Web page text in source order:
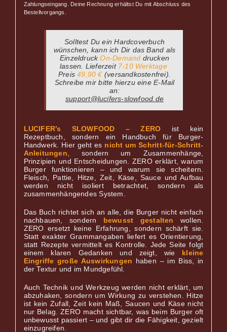
Zahlungseingang. Deine Rechnung erhältst Du mit Abschluss des
Bestellvorgangs.
Solltest Du ein Hardcoverbuch
wünschen, kann ich Dir das Band als
EinzeldruckOn-Demand drucken
lassen. Lieferzeit 7-10 Werktage,
Preis49,90 € (versandkostenfrei).
Schreibe mir bitte hierzu eine E-Mail
an:
support@lucifers-slowfood.de
LUCIFER’s SLOWFOOD – ZERO ist kein
Rezeptbuch, sondern ein Handbuch für Burger-
Handwerk. Hier geht es nicht um Schritt-für-Schritt-
Anleitungen , sondern um Zusammenhänge,
Prinzipien und Entscheidungen. ZERO erklärt, warum
Burger funktionieren – und warum sie scheitern.
Fleisch, Pattie, Hitze, Zeit, Käse, Sauce und Aufbau
werden nicht isoliert betrachtet, sondern als
zusammenhängendes System.
Das Buch richtet sich an alle, die Burger nicht einfach
nachbauen, sondern bewusst gestalten
wollen.
ZERO ersetzt keine Erfahrung, sondern schärft sie.
Statt exakter Grammangaben liefert es Orientierung,
statt Rezepte vermittelt es Kontrolle. Jede Seite folgt
einem klaren Gedanken und zeigt, wie kleine
Eingriffe große Auswirkungen haben – im Biss, in
der Textur und im Mundgefühl.
Auch Technik und Werkzeug werden nicht erklärt, um
abzuhaken, sondern um Wirkung zu verstehen. Hitze
ist kein Zufall, Zeit kein Maß, Saucen und Käse nicht
nur Belag. ZERO macht sichtbar, was beim Burger oft
unbewusst passiert – und gibt dir die Fähigkeit, gezielt
einzugreifen.